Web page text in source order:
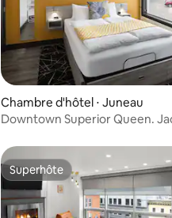
Chambre d'hôtel ⋅ Juneau
Downtown Superior Queen.
Superhôte
Superhôte